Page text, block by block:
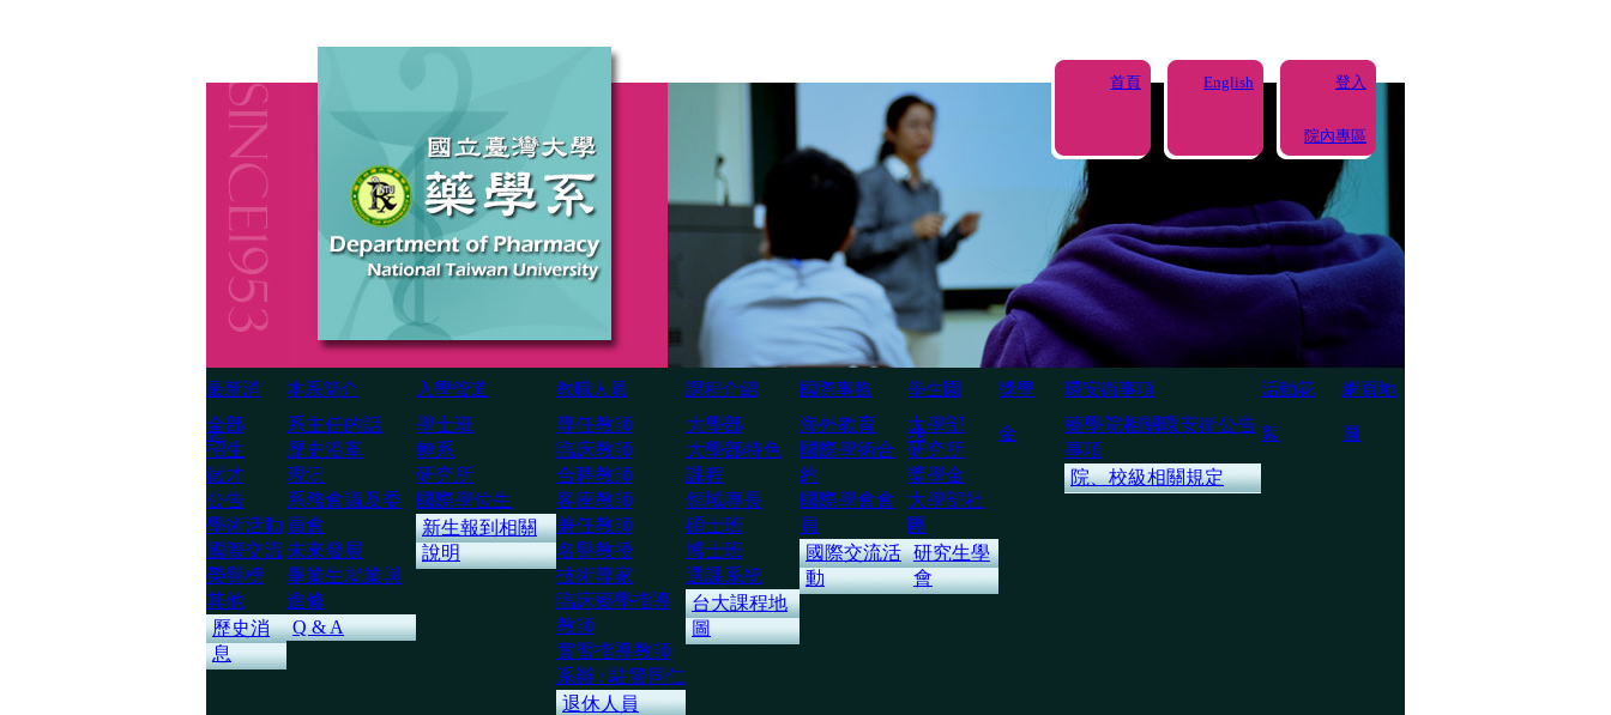
首頁 English 登入
院內專區
最新消
息
本系簡介 入學管道 教職人員 課程介紹 國際事務 學生園
地
獎學
金
環安衛事項 活動花
絮
網頁地
圖
全部
招生
徵才
公告
學術活動
國際交流
榮譽榜
其他
歷史消
息
系主任的話
歷史沿革
現況
系務會議及委
員會
未來發展
畢業生就業與
進修
Q & A
學士班
轉系
研究所
國際學位生
新生報到相關
說明
専任教師
臨床教師
合聘教師
客座教師
兼任教師
名譽教授
技術専家
臨床藥學指導
教師
實習指導教師
系辦 / 駐警同仁
退休人員
大學部
大學部特色
課程
領域專長
碩士班
博士班
選課系統
台大課程地
圖
海外教育
國際學術合
約
國際學會會
員
國際交流活
動
大學部
研究所
獎學金
大學部社
團
研究生學
會
藥學院相關環安衛公告
事項
院、校級相關規定